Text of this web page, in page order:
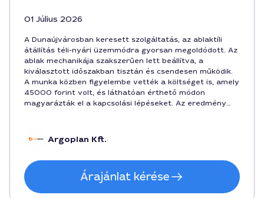
01 Július 2026
A Dunaújvárosban keresett szolgáltatás, az ablaktíli
átállítás téli-nyári üzemmódra gyorsan megoldódott. Az
ablak mechanikája szakszerűen lett beállítva, a
kiválasztott időszakban tisztán és csendesen működik.
A munka közben figyelembe vették a költséget is, amely
45000 forint volt, és láthatóan érthető módon
magyarázták el a kapcsolási lépéseket. Az eredmény
Dunaújvárosban.
Argoplan Kft.
Árajánlat kérése